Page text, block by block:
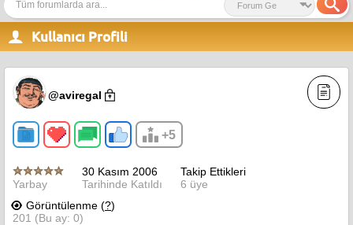
Kullanıcı Profili
@aviregal
+5
Yarbay
30 Kasım 2006
Tarihinde Katıldı
Takip Ettikleri
6 üye
Görüntülenme (?)
201 (Bu ay: 0)